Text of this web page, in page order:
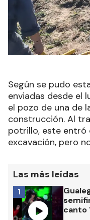
Según se pudo
enviadas desde el
el pozo de una de
construcción. Al
potrillo, este entró
excavación, pero
Las más leídas
canto
1